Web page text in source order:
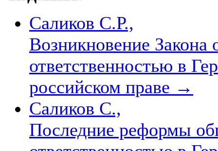
Саликов С.Р.,
Возникновение Закона
ответственностью в
российском праве →
Саликов С.,
Последние реформы